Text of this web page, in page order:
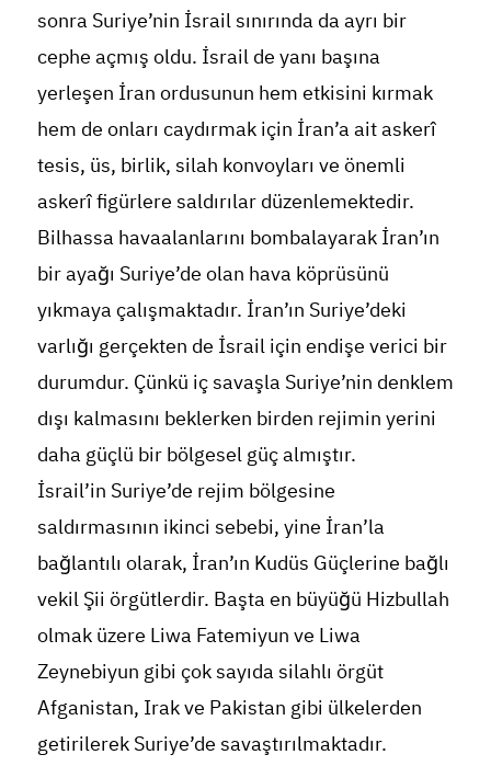
sonra Suriye’nin İsrail sınırında da ayrı bir
cephe açmış oldu. İsrail de yanı başına
yerleşen İran ordusunun hem etkisini kırmak
hem de onları caydırmak için İran’a ait askerî
tesis, üs, birlik, silah konvoyları ve önemli
askerî figürlere saldırılar düzenlemektedir.
Bilhassa havaalanlarını bombalayarak İran’ın
bir ayağı Suriye’de olan hava köprüsünü
yıkmaya çalışmaktadır. İran’ın Suriye’deki
varlığı gerçekten de İsrail için endişe verici bir
durumdur. Çünkü iç savaşla Suriye’nin denklem
dışı kalmasını beklerken birden rejimin yerini
daha güçlü bir bölgesel güç almıştır.
İsrail’in Suriye’de rejim bölgesine
saldırmasının ikinci sebebi, yine İran’la
bağlantılı olarak, İran’ın Kudüs Güçlerine bağlı
vekil Şii örgütlerdir. Başta en büyüğü Hizbullah
olmak üzere Liwa Fatemiyun ve Liwa
Zeynebiyun gibi çok sayıda silahlı örgüt
Afganistan, Irak ve Pakistan gibi ülkelerden
getirilerek Suriye’de savaştırılmaktadır.